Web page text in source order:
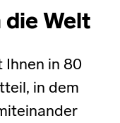
die Welt
Ihnen in 80
in dem